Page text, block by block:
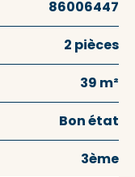
86006447
2 pièces
39 m²
Bon état
3ème